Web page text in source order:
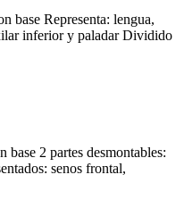
base Representa: lengua,
inferior y paladar Dividido
2 partes desmontables:
senos frontal,